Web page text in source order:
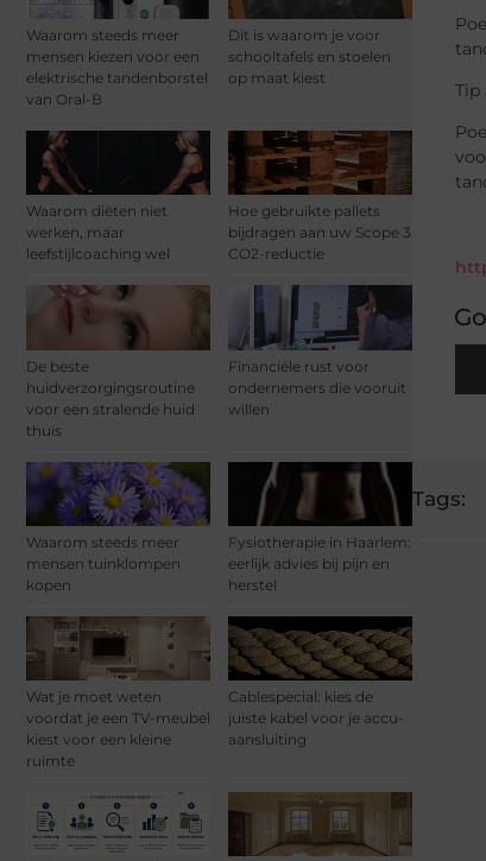
Waarom steeds meer
mensen kiezen voor een
elektrische tandenborstel
van Oral-B
Dit is waarom je voor
schooltafels en stoelen
op maat kiest
Waarom diëten niet
werken, maar
leefstijlcoaching wel
Hoe gebruikte pallets
bijdragen aan uw Scope 3
CO2-reductie
De beste
huidverzorgingsroutine
voor een stralende huid
thuis
Financiële rust voor
ondernemers die vooruit
willen
Waarom steeds meer
mensen tuinklompen
kopen
Fysiotherapie in Haarlem:
eerlijk advies bij pijn en
herstel
Wat je moet weten
voordat je een TV-meubel
kiest voor een kleine
ruimte
Cablespecial: kies de
juiste kabel voor je accu-
aansluiting
Tip
Tags: